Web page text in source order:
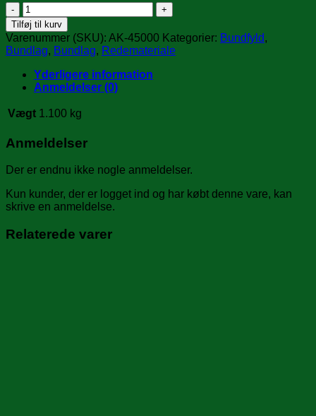
Gnaverspåner
16
L
-
1,1kg
antal
Tilføj til kurv
Varenummer (SKU): AK-45000 Kategorier: Bundfyld,
Bundlag, Bundlag, Redemateriale
Yderligere information
Anmeldelser (0)
Vægt 1.100 kg
Anmeldelser
Der er endnu ikke nogle anmeldelser.
Kun kunder, der er logget ind og har købt denne vare, kan
skrive en anmeldelse.
Relaterede varer